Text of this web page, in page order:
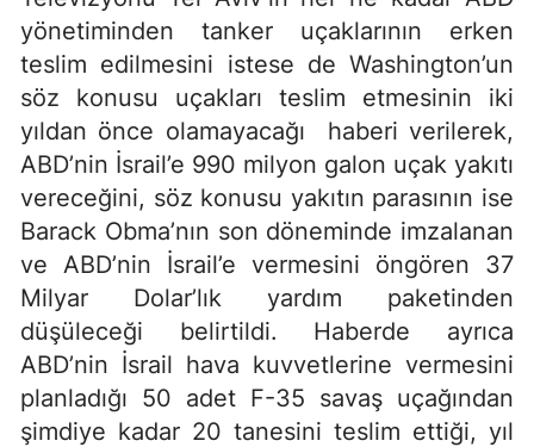
yönetiminden tanker uçaklarının erken
teslim edilmesini istese de Washington’un
söz konusu uçakları teslim etmesinin iki
yıldan önce olamayacağı haberi verilerek,
ABD’nin İsrail’e 990 milyon galon uçak yakıtı
vereceğini, söz konusu yakıtın parasının ise
Barack Obma’nın son döneminde imzalanan
ve ABD’nin İsrail’e vermesini öngören 37
Milyar Dolar’lık yardım paketinden
düşüleceği belirtildi. Haberde ayrıca
ABD’nin İsrail hava kuvvetlerine vermesini
planladığı 50 adet F-35 savaş uçağından
şimdiye kadar 20 tanesini teslim ettiği, yıl